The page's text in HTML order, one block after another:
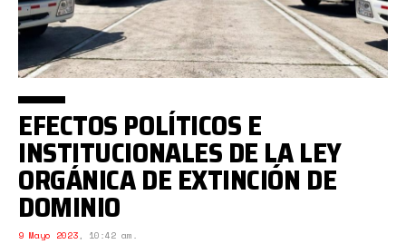
EFECTOS POLÍTICOS E
INSTITUCIONALES DE LA LEY
ORGÁNICA DE EXTINCIÓN DE
DOMINIO
9 Mayo 2023, 10:42 am.